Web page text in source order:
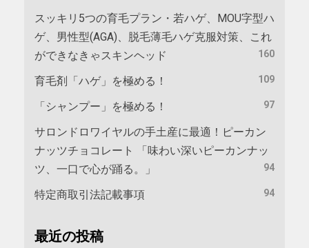
スッキリ5つの育毛プラン・若ハゲ、MOU字型ハ
ゲ、男性型(AGA)、脱毛薄毛ハゲ克服対策、これ
ができなきゃスキンヘッド
160
育毛剤「ハゲ」を極める！ 109
「シャンプー」を極める！ 97
サロンドロワイヤルの手土産に最適！ピーカン
ナッツチョコレート 「味わい深いピーカンナッ
ツ、一口で心が踊る。」
94
特定商取引法記載事項 94
最近の投稿